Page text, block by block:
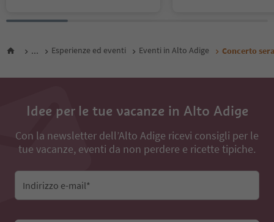
... Esperienze ed eventi Eventi in Alto Adige Concerto
Idee per le tue vacanze in Alto Adige
Con la newsletter dell’Alto Adige ricevi consigli per le
tue vacanze, eventi da non perdere e ricette tipiche.
Indirizzo e-mail*